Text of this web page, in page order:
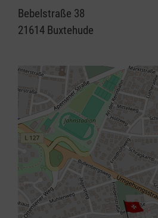
Bebelstraße 38
21614 Buxtehude